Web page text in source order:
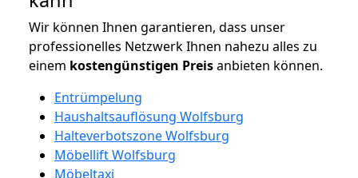
Wir können Ihnen garantieren, dass unser
professionelles Netzwerk Ihnen nahezu alles zu
einem kostengünstigen Preisanbieten können.
Entrümpelung
Haushaltsauflösung Wolfsburg
Halteverbotszone Wolfsburg
Möbellift Wolfsburg
Möbeltaxi